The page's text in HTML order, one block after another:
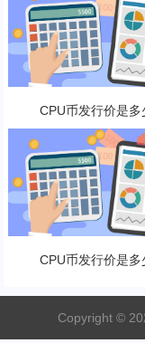
CPU币发行价是多
CPU币发行价是多
Copyright ©